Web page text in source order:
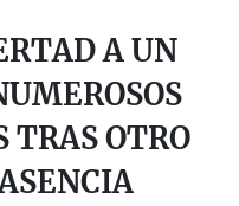
A UN
TRAS OTRO